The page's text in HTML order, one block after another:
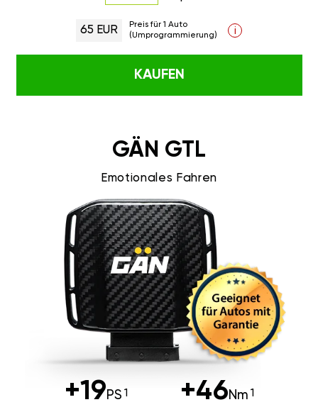
65 EUR
Preis für 1 Auto
(Umprogrammierung)
i
KAUFEN
GÄN GTL
Emotionales Fahren
+19PS +46Nm